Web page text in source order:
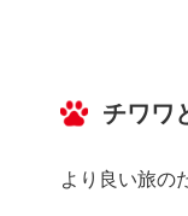
チワワ
より良い旅の